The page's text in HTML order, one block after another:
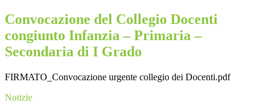
Convocazione del Collegio Docenti
congiunto Infanzia – Primaria –
Secondaria di I Grado
FIRMATO_Convocazione urgente collegio dei Docenti.pdf
Notizie